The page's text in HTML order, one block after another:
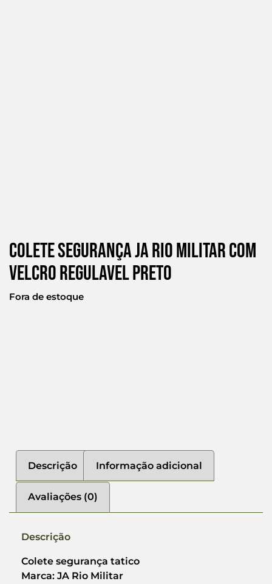
Colete Segurança Ja Rio Militar Com
Velcro Regulavel Preto
Fora de estoque
Descrição Informação adicional
Avaliações (0)
Descrição
Colete segurança tatico
Marca: JA Rio Militar